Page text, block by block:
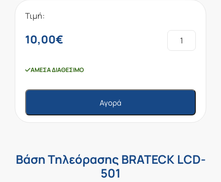
Τιμή:
10,00€
ΆΜΕΣΑ ΔΙΑΘΈΣΙΜΟ
Αγορά
Βάση Τηλεόρασης BRATECK LCD-
501